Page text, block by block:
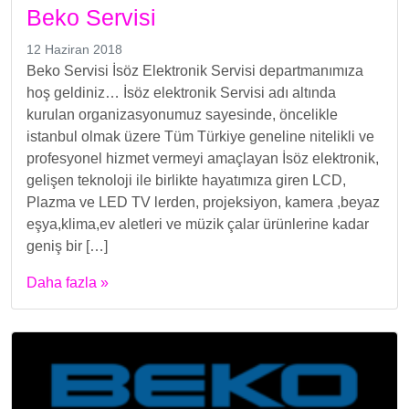
Beko Servisi
12 Haziran 2018
Beko Servisi İsöz Elektronik Servisi departmanımıza
hoş geldiniz… İsöz elektronik Servisi adı altında
kurulan organizasyonumuz sayesinde, öncelikle
istanbul olmak üzere Tüm Türkiye geneline nitelikli ve
profesyonel hizmet vermeyi amaçlayan İsöz elektronik,
gelişen teknoloji ile birlikte hayatımıza giren LCD,
Plazma ve LED TV lerden, projeksiyon, kamera ,beyaz
eşya,klima,ev aletleri ve müzik çalar ürünlerine kadar
geniş bir […]
Daha fazla »